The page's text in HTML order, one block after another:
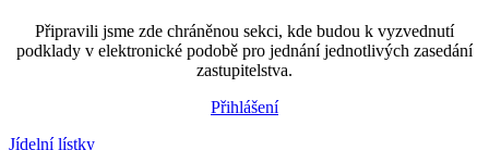
Připravili jsme zde chráněnou sekci, kde budou k vyzvednutí
podklady v elektronické podobě pro jednání jednotlivých zasedání
zastupitelstva.
Přihlášení
Jídelní lístky